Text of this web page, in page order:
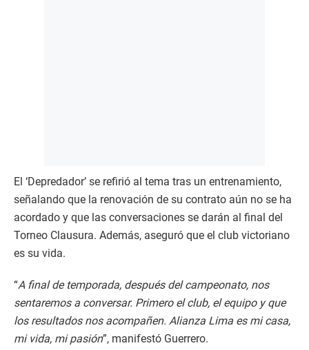
El ‘Depredador’ se refirió al tema tras un entrenamiento,
señalando que la renovación de su contrato aún no se ha
acordado y que las conversaciones se darán al final del
Torneo Clausura. Además, aseguró que el club victoriano
es su vida.
“A final de temporada, después del campeonato, nos
sentaremos a conversar. Primero el club, el equipo y que
los resultados nos acompañen. Alianza Lima es mi casa,
mi vida, mi pasión”, manifestó Guerrero.